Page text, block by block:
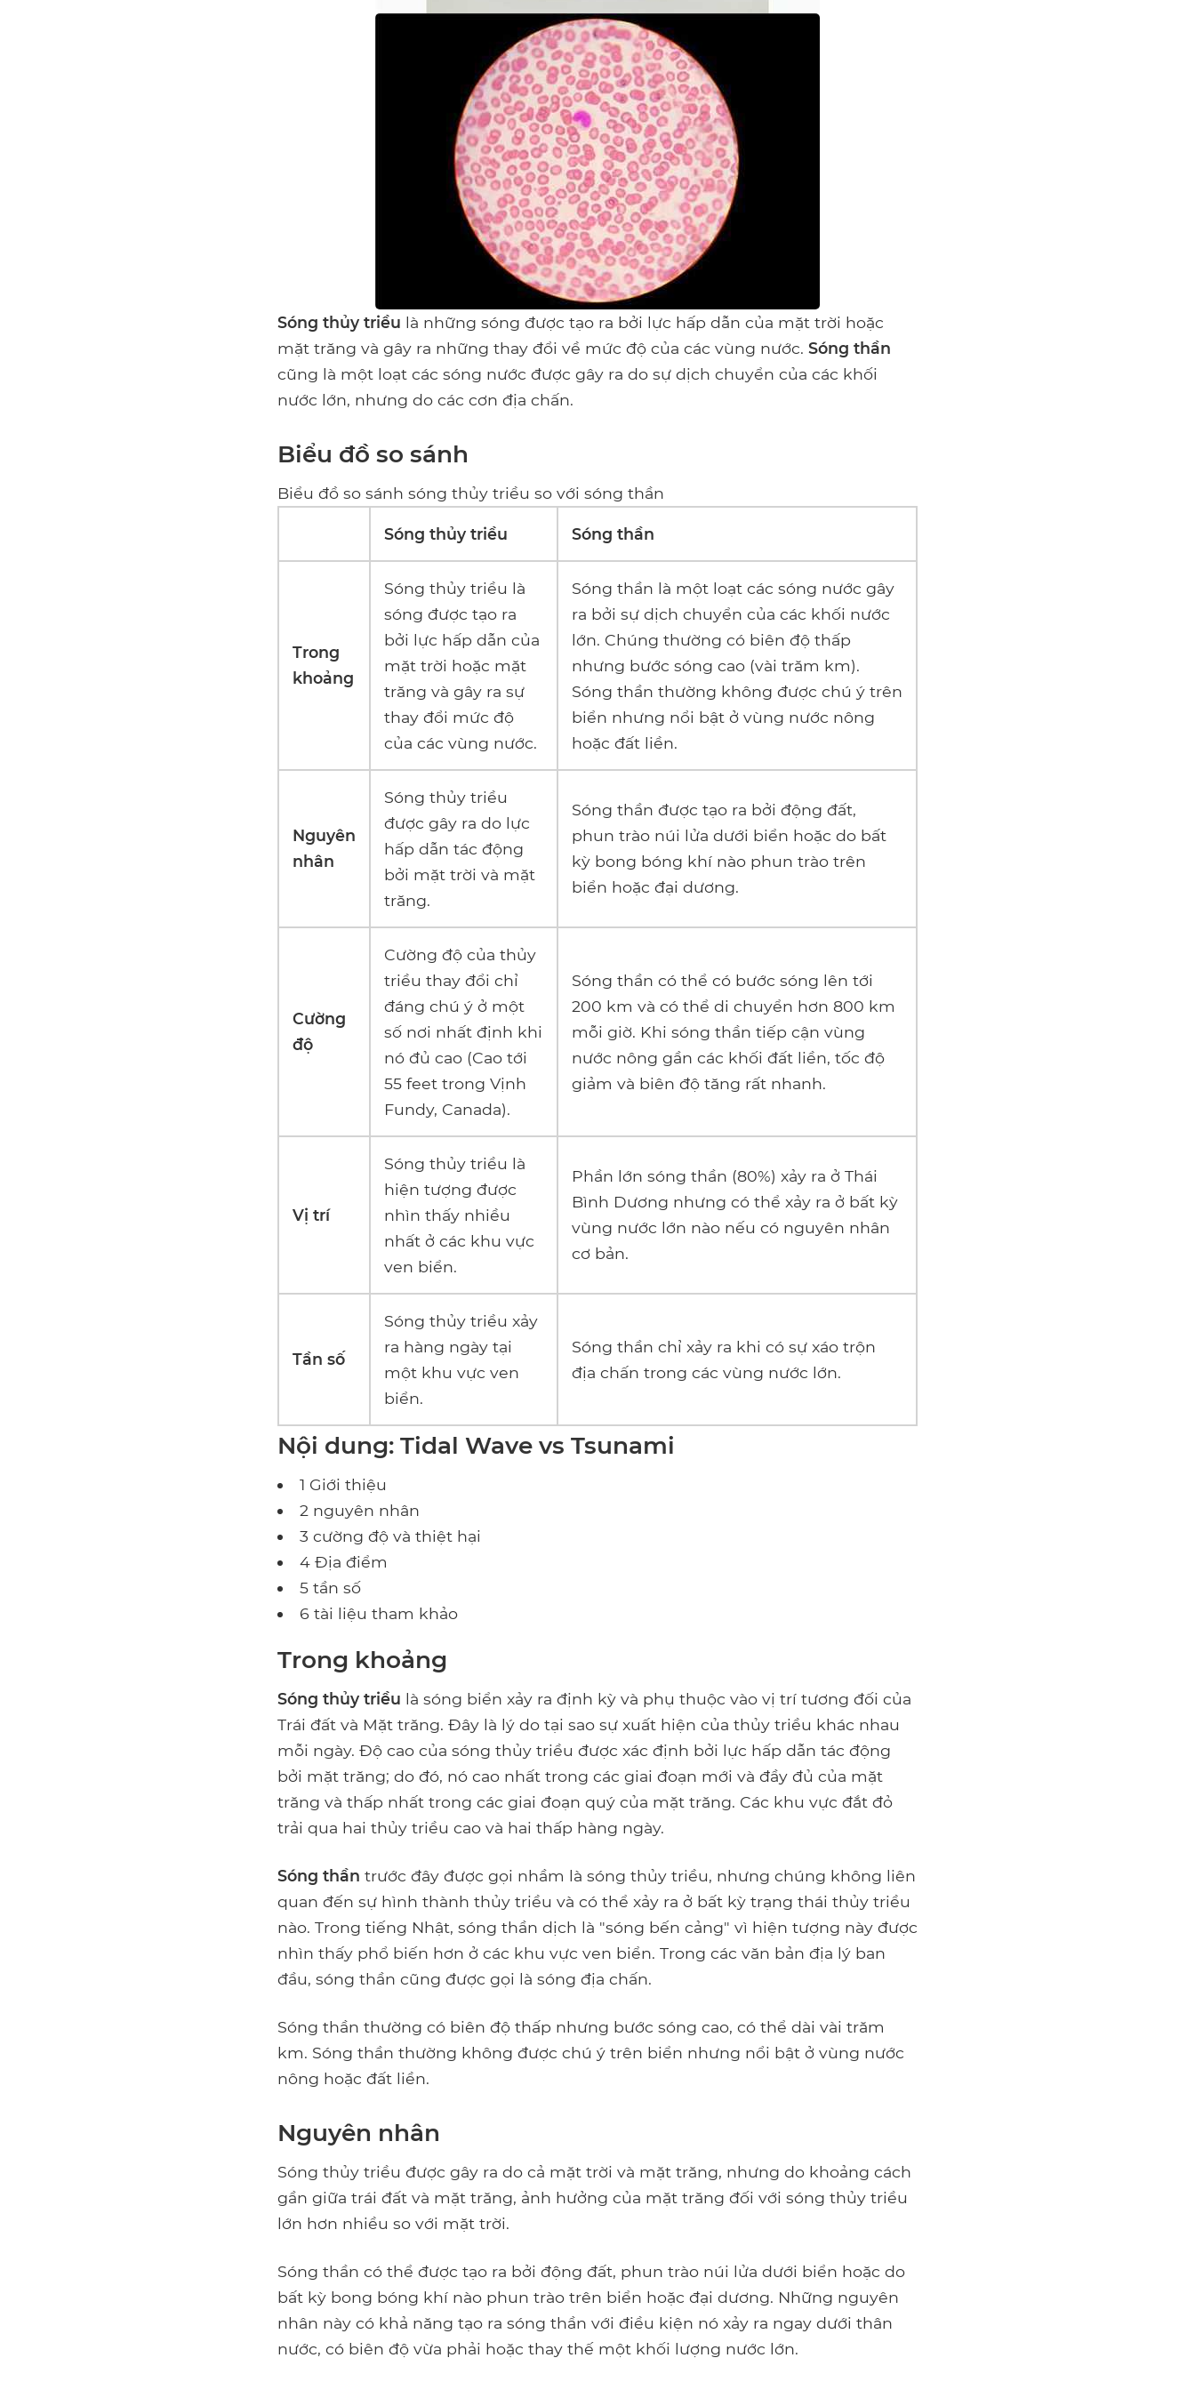
Sóng thủy triều là những sóng được tạo ra bởi lực hấp dẫn của mặt trời hoặc
mặt trăng và gây ra những thay đổi về mức độ của các vùng nước. Sóng thần
cũng là một loạt các sóng nước được gây ra do sự dịch chuyển của các khối
nước lớn, nhưng do các cơn địa chấn.
Biểu đồ so sánh
Biểu đồ so sánh sóng thủy triều so với sóng thần
Sóng thủy triều Sóng thần
Trong
khoảng
Sóng thủy triều là
sóng được tạo ra
bởi lực hấp dẫn của
mặt trời hoặc mặt
trăng và gây ra sự
thay đổi mức độ
của các vùng nước.
Sóng thần là một loạt các sóng nước gây
ra bởi sự dịch chuyển của các khối nước
lớn. Chúng thường có biên độ thấp
nhưng bước sóng cao (vài trăm km).
Sóng thần thường không được chú ý trên
biển nhưng nổi bật ở vùng nước nông
hoặc đất liền.
Nguyên
nhân
Sóng thủy triều
được gây ra do lực
hấp dẫn tác động
bởi mặt trời và mặt
trăng.
Sóng thần được tạo ra bởi động đất,
phun trào núi lửa dưới biển hoặc do bất
kỳ bong bóng khí nào phun trào trên
biển hoặc đại dương.
Cường
độ
Cường độ của thủy
triều thay đổi chỉ
đáng chú ý ở một
số nơi nhất định khi
nó đủ cao (Cao tới
55 feet trong Vịnh
Fundy, Canada).
Sóng thần có thể có bước sóng lên tới
200 km và có thể di chuyển hơn 800 km
mỗi giờ. Khi sóng thần tiếp cận vùng
nước nông gần các khối đất liền, tốc độ
giảm và biên độ tăng rất nhanh.
Vị trí
Sóng thủy triều là
hiện tượng được
nhìn thấy nhiều
nhất ở các khu vực
ven biển.
Phần lớn sóng thần (80%) xảy ra ở Thái
Bình Dương nhưng có thể xảy ra ở bất kỳ
vùng nước lớn nào nếu có nguyên nhân
cơ bản.
Tần số
Sóng thủy triều xảy
ra hàng ngày tại
một khu vực ven
biển.
Sóng thần chỉ xảy ra khi có sự xáo trộn
địa chấn trong các vùng nước lớn.
Nội dung: Tidal Wave vs Tsunami
1 Giới thiệu
2 nguyên nhân
3 cường độ và thiệt hại
4 Địa điểm
5 tần số
6 tài liệu tham khảo
Trong khoảng
Sóng thủy triều là sóng biển xảy ra định kỳ và phụ thuộc vào vị trí tương đối của
Trái đất và Mặt trăng. Đây là lý do tại sao sự xuất hiện của thủy triều khác nhau
mỗi ngày. Độ cao của sóng thủy triều được xác định bởi lực hấp dẫn tác động
bởi mặt trăng; do đó, nó cao nhất trong các giai đoạn mới và đầy đủ của mặt
trăng và thấp nhất trong các giai đoạn quý của mặt trăng. Các khu vực đắt đỏ
trải qua hai thủy triều cao và hai thấp hàng ngày.
Sóng thần trước đây được gọi nhầm là sóng thủy triều, nhưng chúng không liên
quan đến sự hình thành thủy triều và có thể xảy ra ở bất kỳ trạng thái thủy triều
nào. Trong tiếng Nhật, sóng thần dịch là "sóng bến cảng" vì hiện tượng này được
nhìn thấy phổ biến hơn ở các khu vực ven biển. Trong các văn bản địa lý ban
đầu, sóng thần cũng được gọi là sóng địa chấn.
Sóng thần thường có biên độ thấp nhưng bước sóng cao, có thể dài vài trăm
km. Sóng thần thường không được chú ý trên biển nhưng nổi bật ở vùng nước
nông hoặc đất liền.
Nguyên nhân
Sóng thủy triều được gây ra do cả mặt trời và mặt trăng, nhưng do khoảng cách
gần giữa trái đất và mặt trăng, ảnh hưởng của mặt trăng đối với sóng thủy triều
lớn hơn nhiều so với mặt trời.
Sóng thần có thể được tạo ra bởi động đất, phun trào núi lửa dưới biển hoặc do
bất kỳ bong bóng khí nào phun trào trên biển hoặc đại dương. Những nguyên
nhân này có khả năng tạo ra sóng thần với điều kiện nó xảy ra ngay dưới thân
nước, có biên độ vừa phải hoặc thay thế một khối lượng nước lớn.